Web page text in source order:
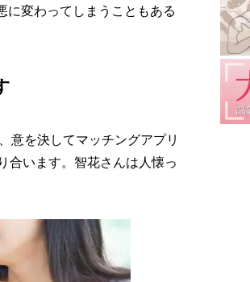
に変わってしまうこともある
意を決してマッチングアプリ
合います。智花さんは人懐っ